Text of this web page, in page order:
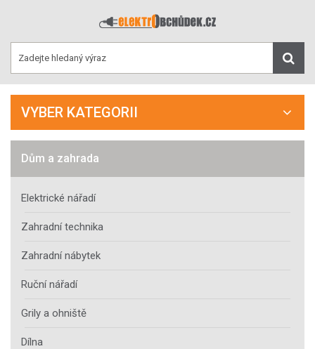
VYBER KATEGORII
Dům a zahrada
Elektrické nářadí
Zahradní technika
Zahradní nábytek
Ruční nářadí
Grily a ohniště
Dílna